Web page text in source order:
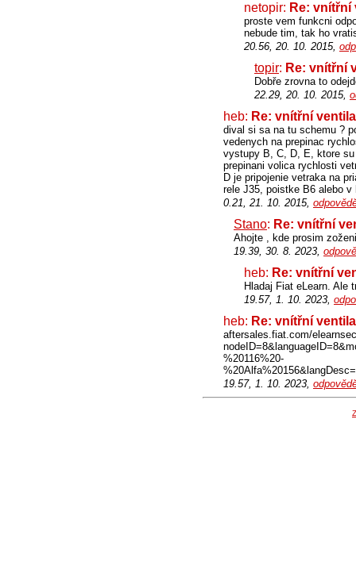
netopir: Re: vnítřní
proste vem funkcni
nebude tim, tak ho
20.56, 20. 10. 2015,
topir: Re: vnítřní
Dobře zrovna to
22.29, 20. 10. 2015,
heb: Re: vnítřní
dival si sa na tu schemu ?
vedenych na prepinac
vystupy B, C, D, E, ktore
prepinani volica rychlosti
D je pripojenie vetraka na
rele J35, poistke B6 alebo
0.21, 21. 10. 2015,
Stano: Re: vnítřní
Ahojte , kde prosim
19.39, 30. 8. 2023,
heb: Re: vnítřní
Hladaj Fiat eLearn. Ale
19.57, 1. 10. 2023,
heb: Re: vnítřní
aftersales.fiat.com/
%20116%20-
19.57, 1. 10. 2023,